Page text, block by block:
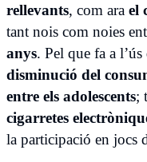
rellevants, com ara el
tant nois com noies
anys. Pel que fa a l’ús
disminució del
entre els adolescents;
cigarretes
la participació en jocs